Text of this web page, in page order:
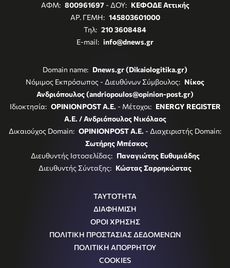
ΑΦΜ: 800961697- ΔΟΥ: ΚΕΦΟΔΕ Αττικής
ΑΡ. ΓΕΜΗ: 145803601000
Τηλ: 210 3608484
E-mail: info@dnews.gr
Domain name: Dnews.gr (Dikaiologitika.gr)
Νόμιμος Εκπρόσωπος - Διευθύνων Σύμβουλος: Νίκος
Ανδριόπουλος (andriopoulos@opinion-post.gr)
Ιδιοκτησία: OPINIONPOST A.E. - Μέτοχοι: ENERGY REGISTER
Α.Ε. / Ανδριόπουλος Νικόλαος
Δικαιούχος Domain: OPINIONPOST A.E. - Διαχειριστής Domain:
Σωτήρης Μπέσκος
Διευθυντής Ιστοσελίδας: Παναγιώτης Ευθυμιάδης
Διευθυντής Σύνταξης: Κώστας Σαρρηκώστας
ΤΑΥΤΟΤΗΤΑ
ΔΙΑΦΗΜΙΣΗ
ΟΡΟΙ ΧΡΗΣΗΣ
ΠΟΛΙΤΙΚΗ ΠΡΟΣΤΑΣΙΑΣ ΔΕΔΟΜΕΝΩΝ
ΠΟΛΙΤΙΚΗ ΑΠΟΡΡΗΤΟΥ
COOKIES